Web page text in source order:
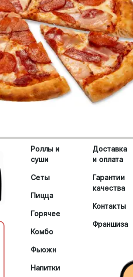
Роллы и
суши
Сеты
Пицца
Горячее
Комбо
Фьюжн
Напитки
Доставка
и оплата
Гарантии
качества
Контакты
Франшиза